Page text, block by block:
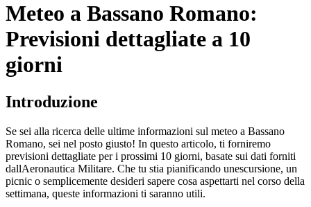
Meteo a Bassano Romano:
Previsioni dettagliate a 10
giorni
Introduzione
Se sei alla ricerca delle ultime informazioni sul meteo a Bassano
Romano, sei nel posto giusto! In questo articolo, ti forniremo
previsioni dettagliate per i prossimi 10 giorni, basate sui dati forniti
dallAeronautica Militare. Che tu stia pianificando unescursione, un
picnic o semplicemente desideri sapere cosa aspettarti nel corso della
settimana, queste informazioni ti saranno utili.